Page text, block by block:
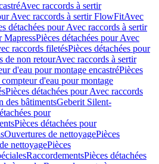
Avec raccords à sertir
Avec raccords à sertir FlowFitAvec
détachées pour Avec raccords à sertir
MapressPièces détachées pour Avec
raccords filetésPièces détachées pour
de non retourAvec raccords à sertir
d'eau pour montage encastréPièces
d'eau pour montage
Pièces détachées pour Avec raccords
des bâtimentsGeberit Silent-
pour
Pièces détachées pour
Ouvertures de nettoyagePièces
nettoyagePièces
RaccordementsPièces détachées